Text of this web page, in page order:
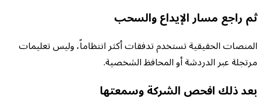
ثم راجع مسار الإيداع والسحب
المنصات الحقيقية تستخدم تدفقات أكثر انتظاماً، وليس تعليمات
مرتجلة عبر الدردشة أو المحافظ الشخصية.
بعد ذلك افحص الشركة وسمعتها